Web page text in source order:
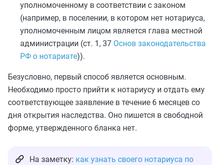
уполномоченному в соответствии с законом
(например, в поселении, в котором нет нотариуса,
уполномоченным лицом является глава местной
администрации (ст. 1, 37 Основ законодательства
РФ о нотариате)).
Безусловно, первый способ является основным.
Необходимо просто прийти к нотариусу и отдать ему
соответствующее заявление в течение 6 месяцев со
дня открытия наследства. Оно пишется в свободной
форме, утвержденного бланка нет.
На заметку: как узнать своего нотариуса по